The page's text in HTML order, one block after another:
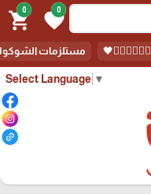
Select Language ▼
0
favorite
0
shopping_cart
مستلزمات